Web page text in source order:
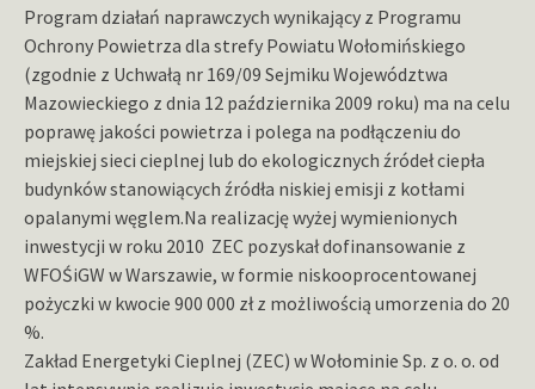
Program działań naprawczych wynikający z Programu
Ochrony Powietrza dla strefy Powiatu Wołomińskiego
(zgodnie z Uchwałą nr 169/09 Sejmiku Województwa
Mazowieckiego z dnia 12 października 2009 roku) ma na celu
poprawę jakości powietrza i polega na podłączeniu do
miejskiej sieci cieplnej lub do ekologicznych źródeł ciepła
budynków stanowiących źródła niskiej emisji z kotłami
opalanymi węglem.Na realizację wyżej wymienionych
inwestycji w roku 2010 ZEC pozyskał dofinansowanie z
WFOŚiGW w Warszawie, w formie niskooprocentowanej
pożyczki w kwocie 900 000 zł z możliwością umorzenia do 20
%.
Zakład Energetyki Cieplnej (ZEC) w Wołominie Sp. z o. o. od